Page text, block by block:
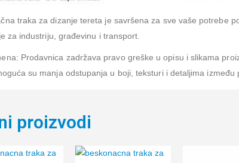
traka za dizanje tereta je savršena za sve vaše potrebe
za industriju, građevinu i transport.
Prodavnica zadržava pravo greške u opisu i slikama
su manja odstupanja u boji, teksturi i detaljima
proizvodi